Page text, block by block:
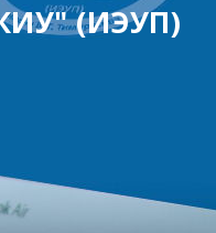
(ИЭУП)